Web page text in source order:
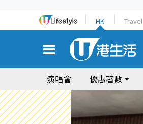
HK Travel
演唱會 優惠著數